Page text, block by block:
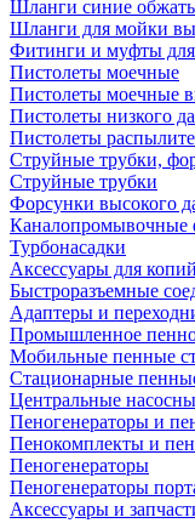
Шланги синие
Шланги для мойки
Фитинги и муфты
Пистолеты моечные
Пистолеты моечные
Пистолеты низкого
Пистолеты
Струйные трубки,
Струйные трубки
Форсунки высокого
Каналопромывочные
Турбонасадки
Аксессуары для копий
Быстроразъемные
Адаптеры и
Промышленное
Мобильные пенные
Стационарные
Центральные
Пеногенераторы и
Пенокомплекты и
Пеногенераторы
Пеногенераторы
Аксессуары и